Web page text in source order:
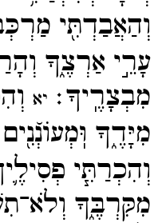
וְהַאֲבַדְתִּ֖י
עָרֵ֣י אַרְצֶ֑ךָ
מִבְצָרֶֽיךָ׃ יא
מִיָּדֶ֑ךָ
וְהִכְרַתִּ֧י
מִקִּרְבֶּ֑ךָ